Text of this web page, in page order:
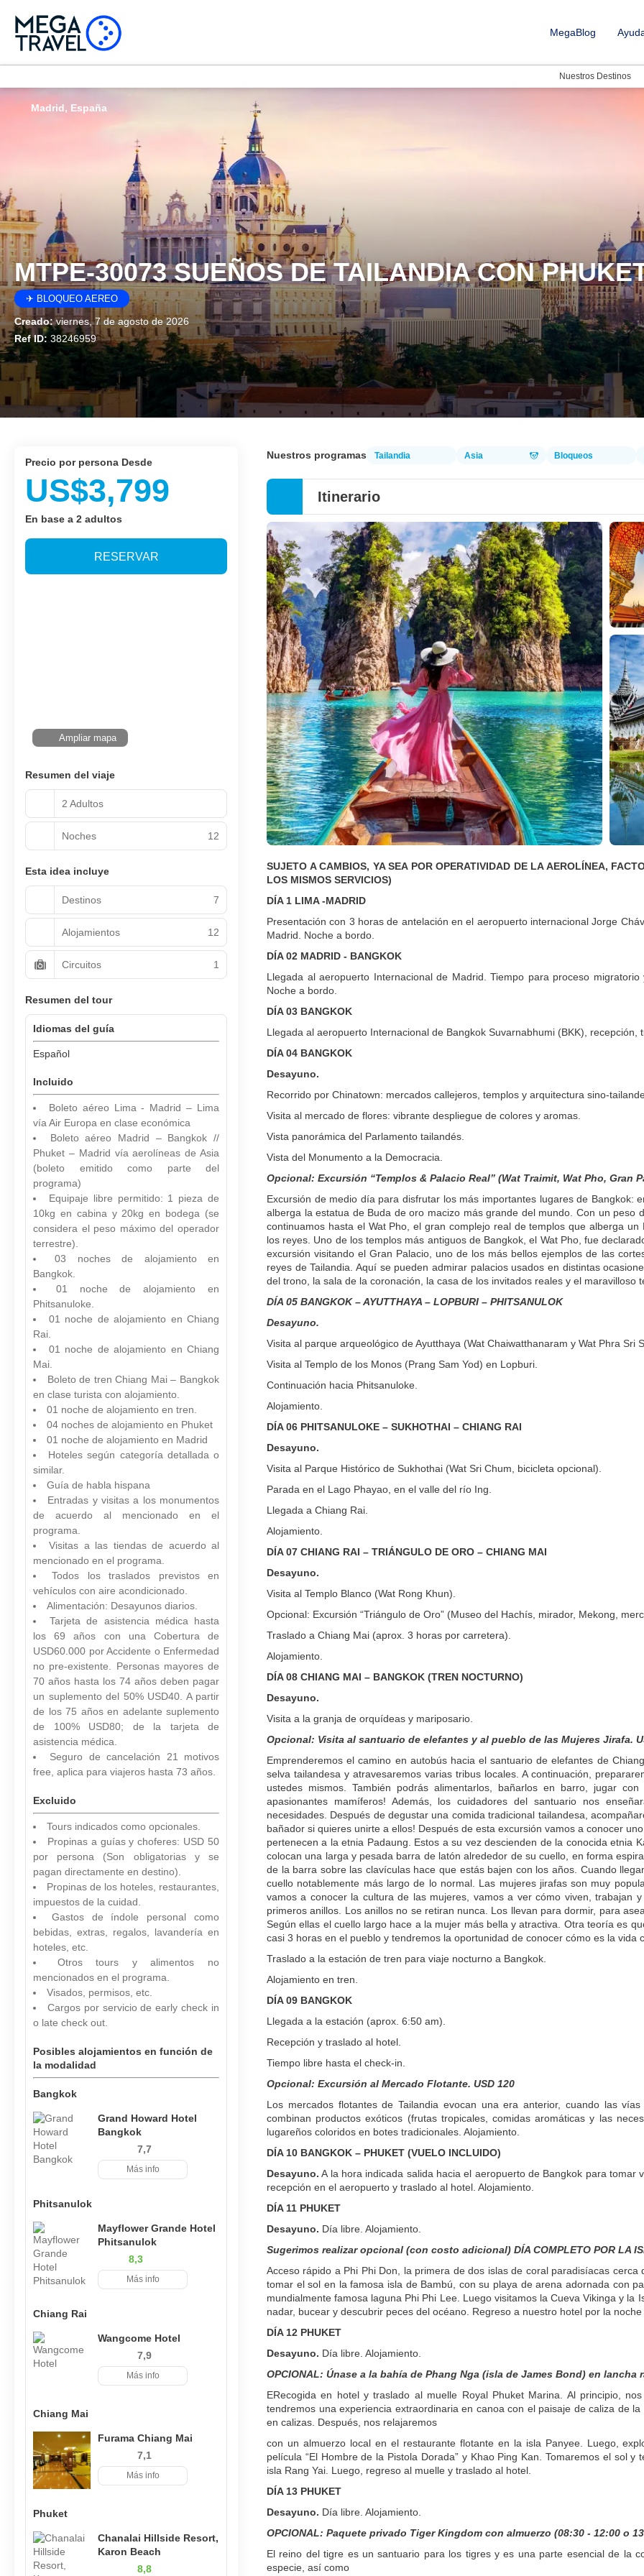
MegaBlog
Nuestros Destinos
MTPE-30073 SUEÑOS DE TAILANDIA CON
✈ BLOQUEO AEREO
Creado:viernes, 7 de agosto de 2026
Ref ID: 38246959
Madrid, España
Nuestros programas Tailandia Asia Bloqueos
Itinerario
SUJETO A CAMBIOS, YA SEA POR OPERATIVIDAD DE LA AEROLÍNEA,
LOS MISMOS SERVICIOS)
DÍA 1 LIMA -MADRID
Presentación con 3 horas de antelación en el aeropuerto internacional Jorge
Madrid. Noche a bordo.
DÍA 02 MADRID - BANGKOK
Llegada al aeropuerto Internacional de Madrid. Tiempo para proceso
Noche a bordo.
DÍA 03 BANGKOK
Llegada al aeropuerto Internacional de Bangkok Suvarnabhumi (BKK), recepción,
DÍA 04 BANGKOK
Desayuno.
Recorrido por Chinatown: mercados callejeros, templos y arquitectura sino-
Visita al mercado de flores: vibrante despliegue de colores y aromas.
Vista panorámica del Parlamento tailandés.
Vista del Monumento a la Democracia.
Opcional: Excursión “Templos & Palacio Real” (Wat Traimit, Wat Pho, Gran
Excursión de medio día para disfrutar los más importantes lugares de Bangkok:
alberga la estatua de Buda de oro macizo más grande del mundo. Con un peso
continuamos hasta el Wat Pho, el gran complejo real de templos que alberga
los reyes. Uno de los templos más antiguos de Bangkok, el Wat Pho, fue
excursión visitando el Gran Palacio, uno de los más bellos ejemplos de las
reyes de Tailandia. Aquí se pueden admirar palacios usados en distintas
del trono, la sala de la coronación, la casa de los invitados reales y el maravilloso
DÍA 05 BANGKOK – AYUTTHAYA – LOPBURI – PHITSANULOK
Desayuno.
Visita al parque arqueológico de Ayutthaya (Wat Chaiwatthanaram y Wat Phra Sri
Visita al Templo de los Monos (Prang Sam Yod) en Lopburi.
Continuación hacia Phitsanuloke.
Alojamiento.
DÍA 06 PHITSANULOKE – SUKHOTHAI – CHIANG RAI
Desayuno.
Visita al Parque Histórico de Sukhothai (Wat Sri Chum, bicicleta opcional).
Parada en el Lago Phayao, en el valle del río Ing.
Llegada a Chiang Rai.
Alojamiento.
DÍA 07 CHIANG RAI – TRIÁNGULO DE ORO – CHIANG MAI
Desayuno.
Visita al Templo Blanco (Wat Rong Khun).
Opcional: Excursión “Triángulo de Oro” (Museo del Hachís, mirador, Mekong,
Traslado a Chiang Mai (aprox. 3 horas por carretera).
Alojamiento.
DÍA 08 CHIANG MAI – BANGKOK (TREN NOCTURNO)
Desayuno.
Visita a la granja de orquídeas y mariposario.
Opcional: Visita al santuario de elefantes y al pueblo de las Mujeres Jirafa.
Emprenderemos el camino en autobús hacia el santuario de elefantes de
selva tailandesa y atravesaremos varias tribus locales. A continuación,
ustedes mismos. También podrás alimentarlos, bañarlos en barro, jugar
apasionantes mamíferos! Además, los cuidadores del santuario nos
necesidades. Después de degustar una comida tradicional tailandesa,
bañador si quieres unirte a ellos! Después de esta excursión vamos a conocer
pertenecen a la etnia Padaung. Estos a su vez descienden de la conocida etnia
colocan una larga y pesada barra de latón alrededor de su cuello, en forma
de la barra sobre las clavículas hace que estás bajen con los años. Cuando
cuello notablemente más largo de lo normal. Las mujeres jirafas son muy
vamos a conocer la cultura de las mujeres, vamos a ver cómo viven,
primeros anillos. Los anillos no se retiran nunca. Los llevan para dormir, para
Según ellas el cuello largo hace a la mujer más bella y atractiva. Otra teoría es
casi 3 horas en el pueblo y tendremos la oportunidad de conocer cómo es la vida
Traslado a la estación de tren para viaje nocturno a Bangkok.
Alojamiento en tren.
DÍA 09 BANGKOK
Llegada a la estación (aprox. 6:50 am).
Recepción y traslado al hotel.
Tiempo libre hasta el check-in.
Opcional: Excursión al Mercado Flotante. USD 120
Los mercados flotantes de Tailandia evocan una era anterior, cuando las
combinan productos exóticos (frutas tropicales, comidas aromáticas y las
lugareños coloridos en botes tradicionales. Alojamiento.
DÍA 10 BANGKOK – PHUKET (VUELO INCLUIDO)
Desayuno. A la hora indicada salida hacia el aeropuerto de Bangkok para tomar
recepción en el aeropuerto y traslado al hotel. Alojamiento.
DÍA 11 PHUKET
Desayuno. Día libre. Alojamiento.
Sugerimos realizar opcional (con costo adicional) DÍA COMPLETO POR LA
Acceso rápido a Phi Phi Don, la primera de dos islas de coral paradisíacas
tomar el sol en la famosa isla de Bambú, con su playa de arena adornada con
mundialmente famosa laguna Phi Phi Lee. Luego visitamos la Cueva Vikinga y la
nadar, bucear y descubrir peces del océano. Regreso a nuestro hotel por la
DÍA 12 PHUKET
Desayuno. Día libre. Alojamiento.
OPCIONAL: Únase a la bahía de Phang Nga (isla de James Bond) en lancha
ERecogida en hotel y traslado al muelle Royal Phuket Marina. Al principio,
tendremos una experiencia extraordinaria en canoa con el paisaje de caliza de
en calizas. Después, nos relajaremos
con un almuerzo local en el restaurante flotante en la isla Panyee. Luego,
película “El Hombre de la Pistola Dorada” y Khao Ping Kan. Tomaremos el sol
isla Rang Yai. Luego, regreso al muelle y traslado al hotel.
DÍA 13 PHUKET
Desayuno. Día libre. Alojamiento.
OPCIONAL: Paquete privado Tiger Kingdom con almuerzo (08:30 - 12:00 o
El reino del tigre es un santuario para los tigres y es una parte esencial de la
especie, así como
precio por persona Desde
US$3,799
En base a 2 adultos
RESERVAR
Ampliar mapa
Resumen del viaje
2 Adultos
Noches 12
Esta idea incluye
Destinos 7
Alojamientos 12
Circuitos 1
Resumen del tour
Idiomas del guía
Español
Incluido
Boleto aéreo Lima - Madrid – Lima
vía Air Europa en clase económica
Boleto aéreo Madrid – Bangkok //
Phuket – Madrid vía aerolíneas de Asia
(boleto emitido como parte del
programa)
Equipaje libre permitido: 1 pieza de
10kg en cabina y 20kg en bodega (se
considera el peso máximo del operador
terrestre).
03 noches de alojamiento en
Bangkok.
01 noche de alojamiento en
Phitsanuloke.
01 noche de alojamiento en Chiang
Rai.
01 noche de alojamiento en Chiang
Mai.
Boleto de tren Chiang Mai – Bangkok
en clase turista con alojamiento.
01 noche de alojamiento en tren.
04 noches de alojamiento en Phuket
01 noche de alojamiento en Madrid
Hoteles según categoría detallada o
similar.
Guía de habla hispana
Entradas y visitas a los monumentos
de acuerdo al mencionado en el
programa.
Visitas a las tiendas de acuerdo al
mencionado en el programa.
Todos los traslados previstos en
vehículos con aire acondicionado.
Alimentación: Desayunos diarios.
Tarjeta de asistencia médica hasta
los 69 años con una Cobertura de
USD60.000 por Accidente o Enfermedad
no pre-existente. Personas mayores de
70 años hasta los 74 años deben pagar
un suplemento del 50% USD40. A partir
de los 75 años en adelante suplemento
de 100% USD80; de la tarjeta de
asistencia médica.
Seguro de cancelación 21 motivos
free, aplica para viajeros hasta 73 años.
Excluido
Tours indicados como opcionales.
Propinas a guías y choferes: USD 50
por persona (Son obligatorias y se
pagan directamente en destino).
Propinas de los hoteles, restaurantes,
impuestos de la cuidad.
Gastos de índole personal como
bebidas, extras, regalos, lavandería en
hoteles, etc.
Otros tours y alimentos no
mencionados en el programa.
Visados, permisos, etc.
Cargos por servicio de early check in
o late check out.
Posibles alojamientos en función de
la modalidad
Bangkok
Grand Howard Hotel
Bangkok
7,7
Más info
Phitsanulok
Mayflower Grande Hotel
Phitsanulok
8,3
Más info
Chiang Rai
Wangcome Hotel
7,9
Más info
Chiang Mai
Furama Chiang Mai
7,1
Más info
Phuket
Chanalai Hillside Resort,
Karon Beach
8,8